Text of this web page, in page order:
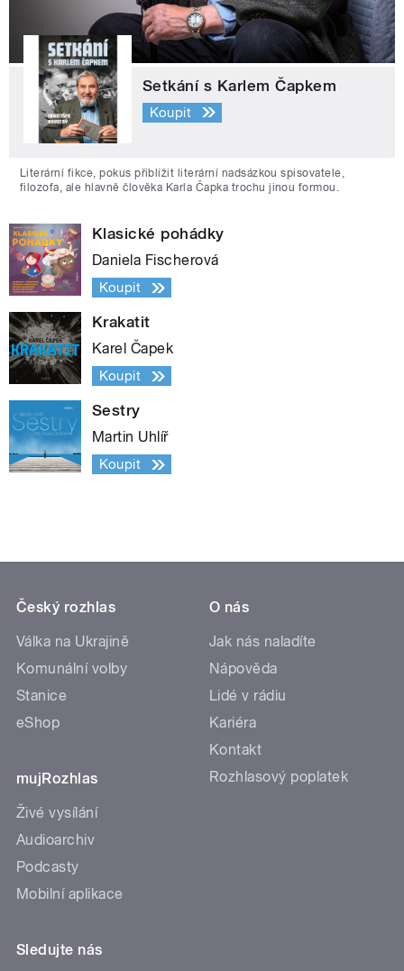
Setkání s Karlem Čapkem
Koupit
Literární fikce, pokus přiblížit literární nadsázkou spisovatele,
filozofa, ale hlavně člověka Karla Čapka trochu jinou formou.
Klasické pohádky
Daniela Fischerová
Koupit
Krakatit
Karel Čapek
Koupit
Sestry
Martin Uhlíř
Koupit
Český rozhlas
Válka na Ukrajině
Komunální volby
Stanice
eShop
mujRozhlas
Živé vysílání
Audioarchiv
Podcasty
Mobilní aplikace
O nás
Jak nás naladíte
Nápověda
Lidé v rádiu
Kariéra
Kontakt
Rozhlasový poplatek
Sledujte nás